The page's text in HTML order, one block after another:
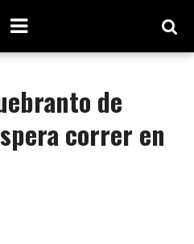
de
correr en